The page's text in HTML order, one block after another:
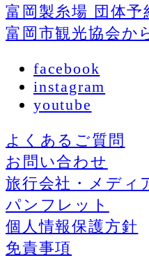
富岡製糸場 団体予
富岡市観光協会か
facebook
instagram
youtube
よくあるご質問
お問い合わせ
旅行会社・メディ
パンフレット
個人情報保護方針
免責事項